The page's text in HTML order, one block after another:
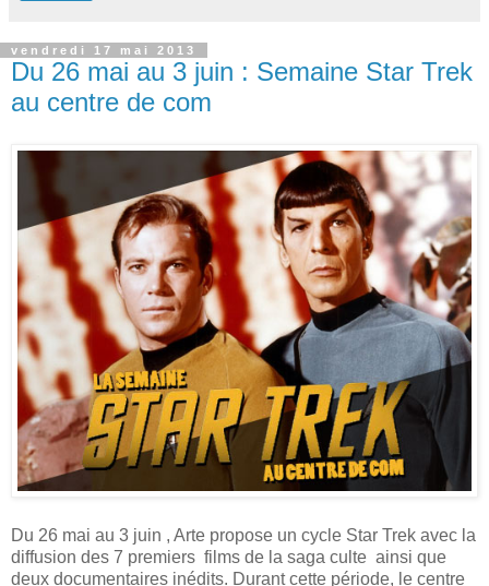
vendredi 17 mai 2013
Du 26 mai au 3 juin : Semaine Star Trek
au centre de com
Du 26 mai au 3 juin , Arte propose un cycle Star Trek avec la
diffusion des 7 premiers films de la saga culte ainsi que
deux documentaires inédits. Durant cette période, le centre